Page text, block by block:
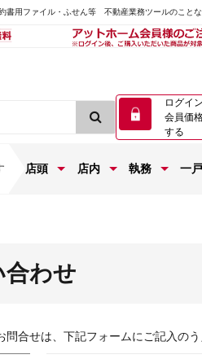
書用ファイル・ふせん等 不動産業務ツールのこと
ログイ
会員価
する
店頭 店内 執務 一
合わせ
問合せは、下記フォームにご記入の